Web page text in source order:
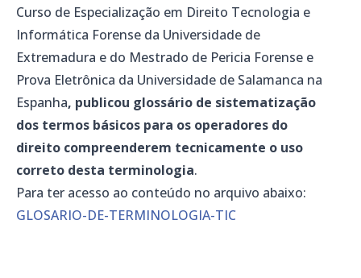
Curso de Especialização em Direito Tecnologia e
Informática Forense da Universidade de
Extremadura e do Mestrado de Pericia Forense e
Prova Eletrônica da Universidade de Salamanca na
Espanha, publicou glossário de sistematização
dos termos básicos para os operadores do
direito compreenderem tecnicamente o uso
correto desta terminologia.
Para ter acesso ao conteúdo no arquivo abaixo:
GLOSARIO-DE-TERMINOLOGIA-TIC